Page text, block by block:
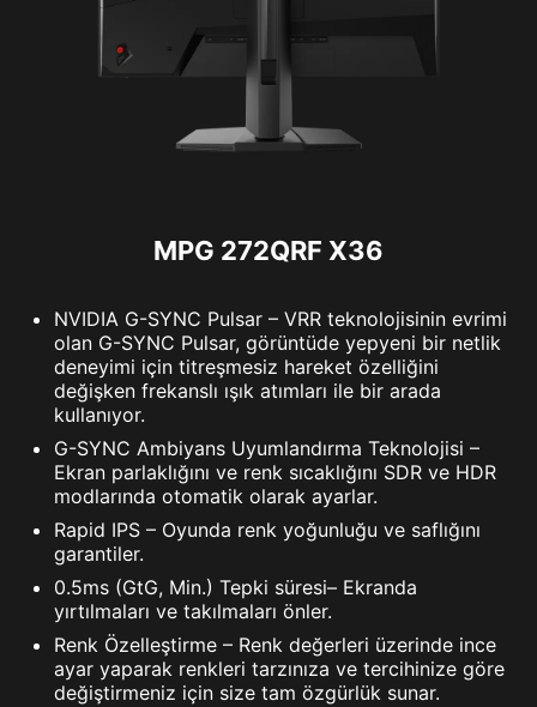
MPG 272QRF X36
NVIDIA G-SYNC Pulsar – VRR teknolojisinin evrimi
olan G-SYNC Pulsar, görüntüde yepyeni bir netlik
deneyimi için titreşmesiz hareket özelliğini
değişken frekanslı ışık atımları ile bir arada
kullanıyor.
G-SYNC Ambiyans Uyumlandırma Teknolojisi –
Ekran parlaklığını ve renk sıcaklığını SDR ve HDR
modlarında otomatik olarak ayarlar.
Rapid IPS – Oyunda renk yoğunluğu ve saflığını
garantiler.
0.5ms (GtG, Min.) Tepki süresi– Ekranda
yırtılmaları ve takılmaları önler.
Renk Özelleştirme – Renk değerleri üzerinde ince
ayar yaparak renkleri tarzınıza ve tercihinize göre
değiştirmeniz için size tam özgürlük sunar.